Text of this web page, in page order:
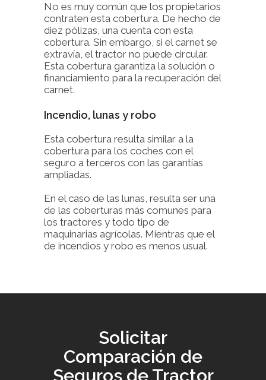
No es muy común que los propietarios
contraten esta cobertura. De hecho de
diez pólizas, una cuenta con esta
cobertura. Sin embargo, si el carnet se
extravía, el tractor no puede circular.
Esta cobertura garantiza la solución o
financiamiento para la recuperación del
carnet.
Incendio, lunas y robo
Esta cobertura resulta similar a la
cobertura para los coches con el
seguro a terceros con las garantías
ampliadas.
En el caso de las lunas, resulta ser una
de las coberturas más comunes para
los tractores y todo tipo de
maquinarias agrícolas. Mientras que el
de incendios y robo es menos usual.
Solicitar
Comparación de
Seguros de Tractor